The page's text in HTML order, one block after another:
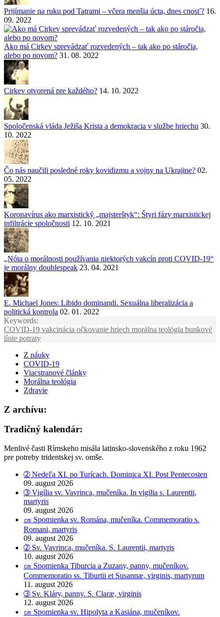
Prijímanie na ruku pod Tatrami – včera menšia úcta, dnes cnosť? 16.
09. 2022
Ako má Cirkev sprevádzať rozvedených – tak ako po stáročia,
alebo po novom? 31. 08. 2022
Cirkev otvorená pre každého? 14. 10. 2022
Spoločenská vláda Ježiša Krista a demokracia v službe hriechu 30.
10. 2022
Čo nás naučili posledné roky kovidizmu a vojny na Ukrajine? 02.
05. 2022
Koronavírus ako marxistický „majsterštyk“: Štyri fázy marxistickej
infiltrácie spoločnosti 12. 10. 2021
„Nóta o morálnosti používania niektorých vakcín proti COVID-19“
je morálny doublespeak 23. 04. 2021
E. Michael Jones: Libido dominandi. Sexuálna liberalizácia a
politická kontrola 02. 01. 2022
Keywords:
COVID-19 vakcinácia očkovanie hriech morálna teológia bunkové
línie potraty
Z náuky
COVID-19
Viacstranové články
Morálna teológia
Zdravie
Z archívu:
Tradičný kalendár:
Menlivé časti Rímskeho misála latinsko-slovenského z roku 1962
pre potreby tridentskej sv. omše.
➁ Nedeľa XI. po Turícach. Dominica XI. Post Pentecosten
09. august 2026
➂ Vigília sv. Vavrinca, mučeníka. In vigilia s. Laurentii,
martyris
09. august 2026
㎝ Spomienka sv. Romána, mučeníka. Commemoratio s.
Romani, martyris
09. august 2026
➁ Sv. Vavrinca, mučeníka. S. Laurentii, martyris
10. august 2026
㎝ Spomienka Tiburcia a Zuzany, panny, mučeníkov.
Commemoratio ss. Tiburtii et Susannæ, virginis, martyrum
11. august 2026
➂ Sv. Kláry, panny. S. Claræ, virginis
12. august 2026
㎝ Spomienka sv. Hipolyta a Kasiána, mučeníkov.